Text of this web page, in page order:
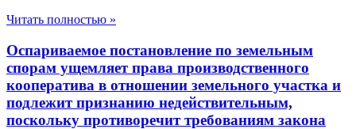
Читать полностью »
Оспариваемое постановление по земельным
спорам ущемляет права производственного
кооператива в отношении земельного участка и
подлежит признанию недействительным,
поскольку противоречит требованиям закона